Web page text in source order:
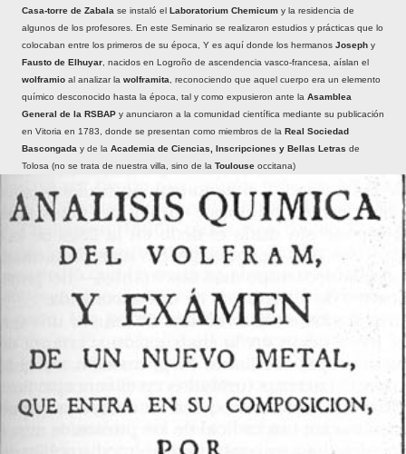
Casa-torre de Zabala se instaló el Laboratorium Chemicum y la residencia de
algunos de los profesores. En este Seminario se realizaron estudios y prácticas que lo
colocaban entre los primeros de su época, Y es aquí donde los hermanos Joseph y
Fausto de Elhuyar , nacidos en Logroño de ascendencia vasco-francesa, aíslan el
wolframio al analizar la wolframita , reconociendo que aquel cuerpo era un elemento
químico desconocido hasta la época, tal y como expusieron ante la Asamblea
General de la RSBAP y anunciaron a la comunidad científica mediante su publicación
en Vitoria en 1783, donde se presentan como miembros de la Real Sociedad
Bascongada y de la Academia de Ciencias, Inscripciones y Bellas Letras de
Tolosa (no se trata de nuestra villa, sino de la Toulouse occitana)